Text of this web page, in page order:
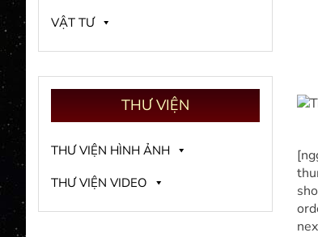
VẬT TƯ
THƯVIỆN
THƯ VIỆN HÌNH ẢNH
THƯ VIỆN VIDEO